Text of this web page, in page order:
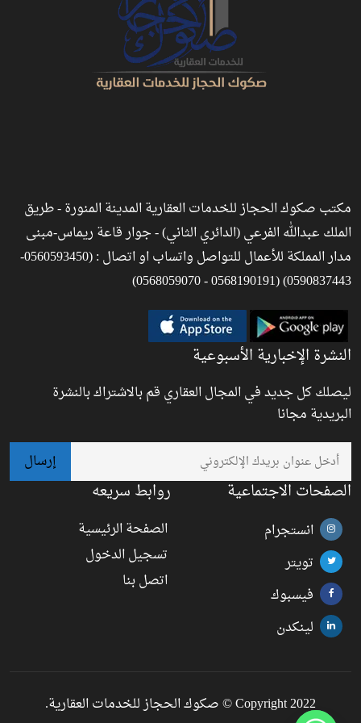
مكتب صكوك الحجاز للخدمات العقارية المدينة المنورة - طريق
الملك عبدالله الفرعي (الدائري الثاني) - جوار قاعة ريماس-مبنى
مدار المملكة للأعمال للتواصل واتساب او اتصال : (0560593450-
0590837443) (0568190191 - 0568059070)
النشرة الإخبارية الأسبوعية
ليصلك كل جديد في المجال العقاري قم بالاشتراك بالنشرة
البريدية مجانا
الصفحات الاجتماعية
انستجرام
تويتر
فيسبوك
لينكدن
روابط سريعه
الصفحة الرئيسية
تسجيل الدخول
اتصل بنا
Copyright 2022 © صكوك الحجاز للخدمات العقارية.